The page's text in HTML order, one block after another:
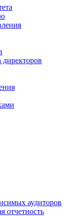
директоров
аудиторов
отчетность